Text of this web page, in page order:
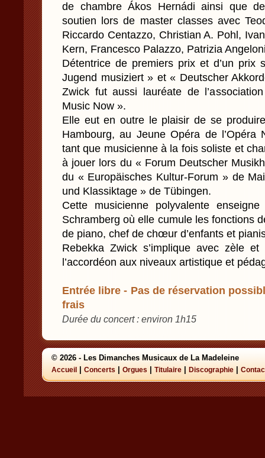
de chambre Ákos Hernádi ainsi que
soutien lors de master classes avec
Riccardo Centazzo, Christian A. Pohl,
Kern, Francesco Palazzo, Patrizia
Détentrice de premiers prix et d’un prix
Jugend musiziert » et « Deutscher
Zwick fut aussi lauréate de
Music Now ».
Elle eut en outre le plaisir de se
Hambourg, au Jeune Opéra de l’Opéra
tant que musicienne à la fois soliste et
à jouer lors du « Forum Deutscher
du « Europäisches Kultur-Forum » de
und Klassiktage » de Tübingen.
Cette musicienne polyvalente
Schramberg où elle cumule les fonctions
de piano, chef de chœur d’enfants et
Rebekka Zwick s’implique avec zèle et
l’accordéon aux niveaux artistique et
Entrée libre - Pas de réservation
frais
Durée du concert : environ 1h15
© 2026 - Les Dimanches Musicaux de La Madeleine
Accueil Concerts Orgues Titulaire Discographie